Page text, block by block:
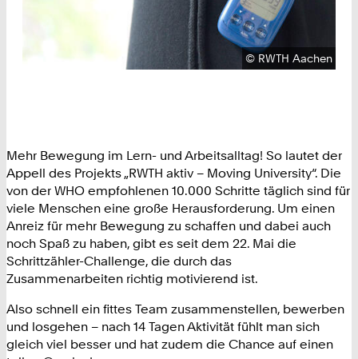
Urheberrecht:
© RWTH Aachen
Mehr Bewegung im Lern- und Arbeitsalltag! So lautet der
Appell des Projekts „RWTH aktiv – Moving University“. Die
von der WHO empfohlenen 10.000 Schritte täglich sind für
viele Menschen eine große Herausforderung. Um einen
Anreiz für mehr Bewegung zu schaffen und dabei auch
noch Spaß zu haben, gibt es seit dem 22. Mai die
Schrittzähler-Challenge, die durch das
Zusammenarbeiten richtig motivierend ist.
Also schnell ein fittes Team zusammenstellen, bewerben
und losgehen – nach 14 Tagen Aktivität fühlt man sich
gleich viel besser und hat zudem die Chance auf einen